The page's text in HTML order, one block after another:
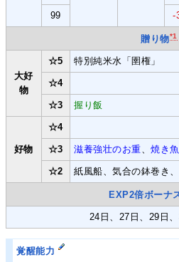
99 -
贈り物*1
大好
物
☆5 特別純米水「圉権」
☆4
☆3 握り飯
好物
☆4
☆3 滋養強壮のお重 、焼き魚
☆2 紙風船、気合の鉢巻き
EXP2倍ボーナ
24日、27日、29日
覚醒能力